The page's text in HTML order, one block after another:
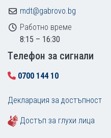
mdt@gabrovo.bg
Работно време
8:15 – 16:30
Tелефон за сигнали
0700 144 10
Декларация за достъпност
Достъп за глухи лица